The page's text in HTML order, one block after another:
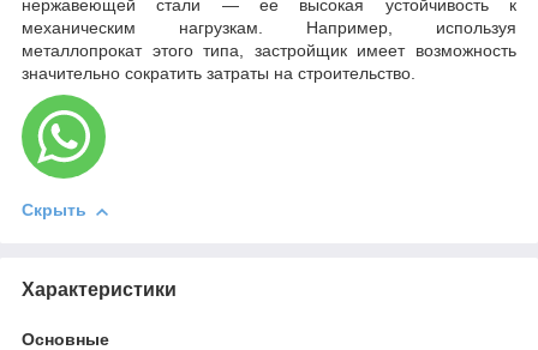
нержавеющей стали — ее высокая устойчивость к
механическим нагрузкам. Например, используя
металлопрокат этого типа, застройщик имеет возможность
значительно сократить затраты на строительство.
Скрыть
Характеристики
Основные